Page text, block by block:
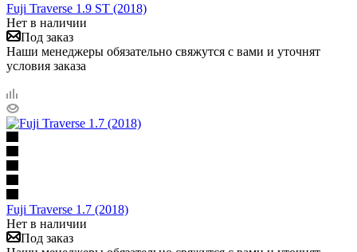
Fuji Traverse 1.9 ST (2018)
Нет в наличии
Под заказ
Наши менеджеры обязательно свяжутся с вами и уточнят
условия заказа
Fuji Traverse 1.7 (2018)
Нет в наличии
Под заказ